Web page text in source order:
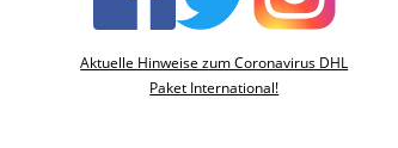
Aktuelle Hinweise zum Coronavirus DHL
Paket International!